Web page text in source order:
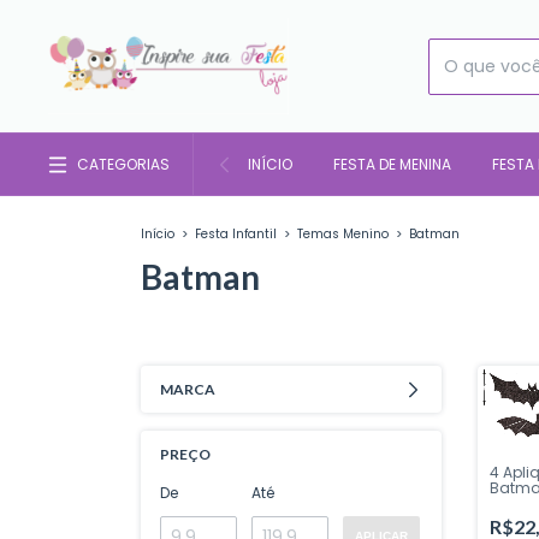
CATEGORIAS INÍCIO FESTA DE MENINA FESTA
Início > Festa Infantil > Temas Menino > Batman
Batman
MARCA
PREÇO
De Até
APLICAR
4
cm
sua